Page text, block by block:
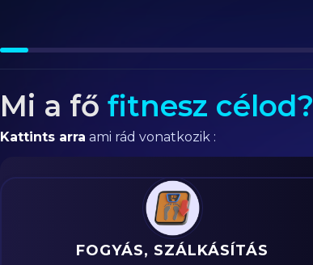
Mi a fő fitnesz célod?
Kattints arra ami rád vonatkozik :
FOGYÁS, SZÁLKÁSÍTÁS